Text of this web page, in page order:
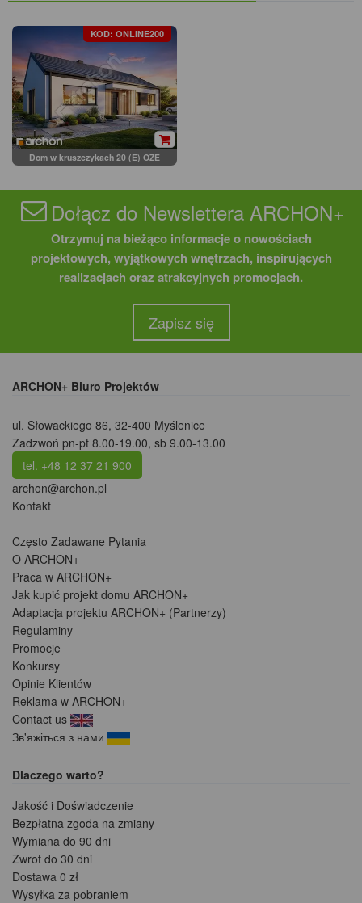
KOD: ONLINE200
Dom w kruszczykach 20 (E) OZE
Dołącz do Newslettera ARCHON+
Otrzymuj na bieżąco informacje o nowościach
projektowych, wyjątkowych wnętrzach, inspirujących
realizacjach oraz atrakcyjnych promocjach.
Zapisz się
ARCHON+ Biuro Projektów
ul. Słowackiego 86, 32-400 Myślenice
Zadzwoń pn-pt 8.00-19.00, sb 9.00-13.00
tel. +48 12 37 21 900
archon@archon.pl
Kontakt
Często Zadawane Pytania
O ARCHON+
Praca w ARCHON+
Jak kupić projekt domu ARCHON+
Adaptacja projektu ARCHON+ (Partnerzy)
Regulaminy
Promocje
Konkursy
Opinie Klientów
Reklama w ARCHON+
Contact us
Зв'яжіться з нами
Dlaczego warto?
Jakość i Doświadczenie
Bezpłatna zgoda na zmiany
Wymiana do 90 dni
Zwrot do 30 dni
Dostawa 0 zł
Wysyłka za pobraniem